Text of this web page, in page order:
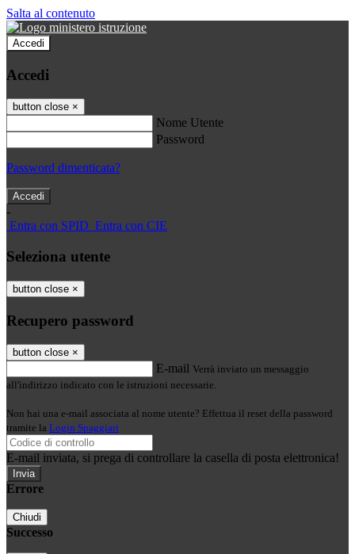
Salta al contenuto
Accedi
Accedi
button close ×
Nome Utente
Password
Password dimenticata?
-
Entra con SPID Entra con CIE
Seleziona utente
button close ×
Recupero password
button close ×
E-mail Verrà inviato un messaggio
all'indirizzo indicato con le istruzioni necessarie.
Non hai una e-mail associata al nome utente? Effettua il reset della password
tramite la Login Spaggiari
E-mail inviata, si prega di controllare la casella di posta elettronica!
Errore
Chiudi
Successo